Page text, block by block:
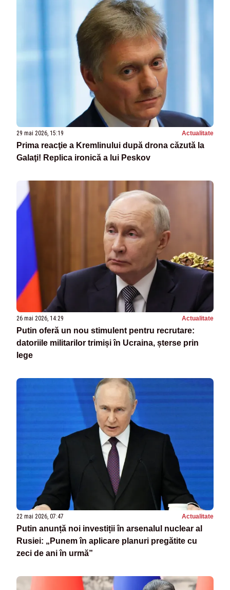
29 mai 2026, 15:19 Actualitate
Prima reacţie a Kremlinului după drona căzută la
Galaţi! Replica ironică a lui Peskov
26 mai 2026, 14:29 Actualitate
Putin oferă un nou stimulent pentru recrutare:
datoriile militarilor trimiși în Ucraina, șterse prin
lege
22 mai 2026, 07:47 Actualitate
Putin anunță noi investiții în arsenalul nuclear al
Rusiei: „Punem în aplicare planuri pregătite cu
zeci de ani în urmă”